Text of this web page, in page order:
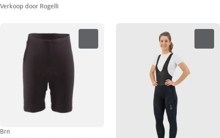
Verkoop door Rogelli
Brn